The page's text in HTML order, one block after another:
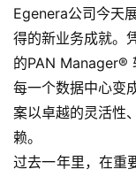
Egenera公司今天
得的新业务成就。
的PAN Manager®
每一个数据中心变
案以卓越的灵活性
赖。
过去一年里，在重